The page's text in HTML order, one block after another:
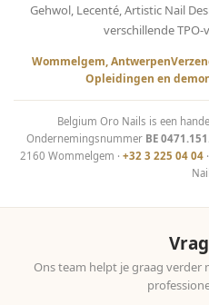
Gehwol, Lecenté, Artistic Nail
verschillende
Wommelgem, Antwerpen
Opleidingen en
Belgium Oro Nails is een
Ondernemingsnummer BE
2160 Wommelgem · +32 3 225 04 04·
Ons team helpt je graag